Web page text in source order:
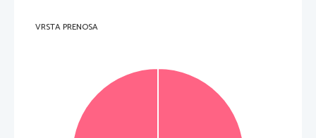
VRSTA PRENOSA